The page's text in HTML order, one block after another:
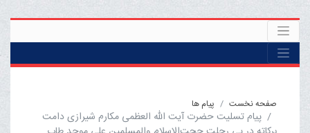
صفحه نخست پیام ها
پیام تسلیت حضرت آیت الله العظمی مکارم شیرازی دامت